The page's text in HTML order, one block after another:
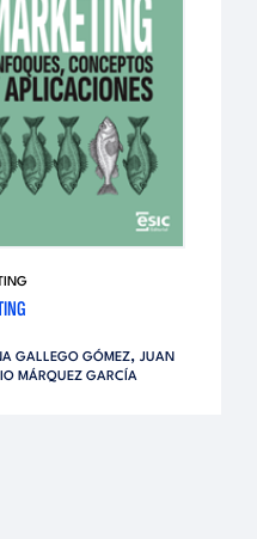
GALLEGO GÓMEZ, JUAN
MÁRQUEZ GARCÍA